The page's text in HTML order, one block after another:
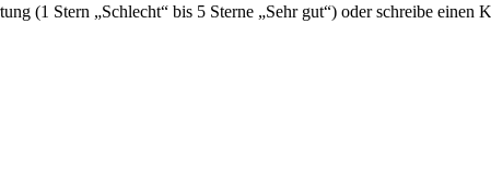
(1 Stern „Schlecht“ bis 5 Sterne „Sehr gut“) oder schreibe einen